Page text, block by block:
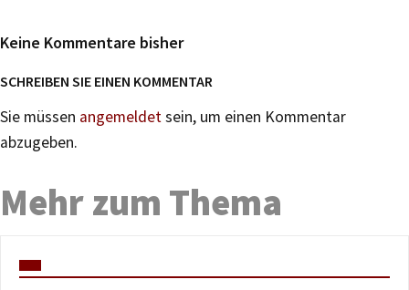
Keine Kommentare bisher
SCHREIBEN SIE EINEN KOMMENTAR
Sie müssen angemeldetsein, um einen Kommentar
abzugeben.
Mehr zum Thema